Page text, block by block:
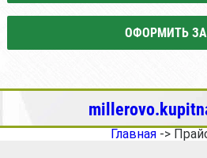
ОФОРМИТЬ
Главная ->